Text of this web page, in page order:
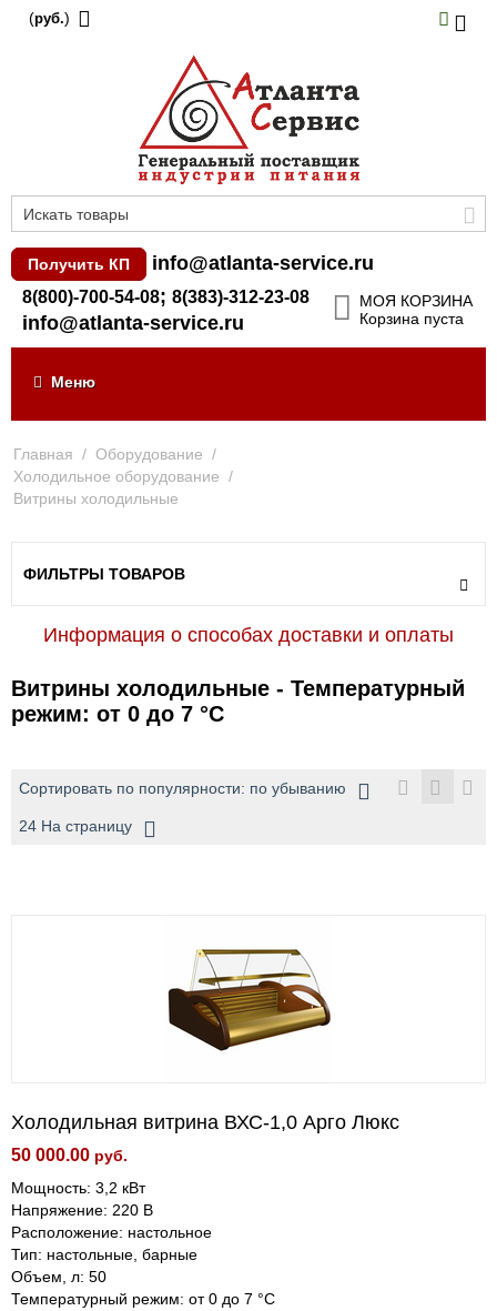
(руб.)
Получить КП info@atlanta-service.ru
8(800)-700-54-08; 8(383)-312-23-08
info@atlanta-service.ru
МОЯ КОРЗИНА
Корзина пуста
Меню
Главная / Оборудование /
Холодильное оборудование /
Витрины холодильные
ФИЛЬТРЫ ТОВАРОВ
Информация о способах доставки и оплаты
Витрины холодильные - Температурный
режим: от 0 до 7 °С
Сортировать по популярности: по убыванию
24 На страницу
Холодильная витрина ВХС-1,0 Арго Люкс
50 000.00 руб.
Мощность: 3,2 кВт
Напряжение: 220 В
Расположение: настольное
Тип: настольные, барные
Объем, л: 50
Температурный режим: от 0 до 7 °С